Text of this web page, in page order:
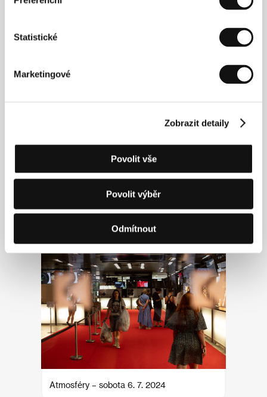
Statistické
Marketingové
Zobrazit detaily
Povolit vše
Povolit výběr
Odmítnout
Atmosféry – sobota 6. 7. 2024